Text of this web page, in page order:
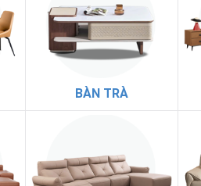
BÀN TRÀ